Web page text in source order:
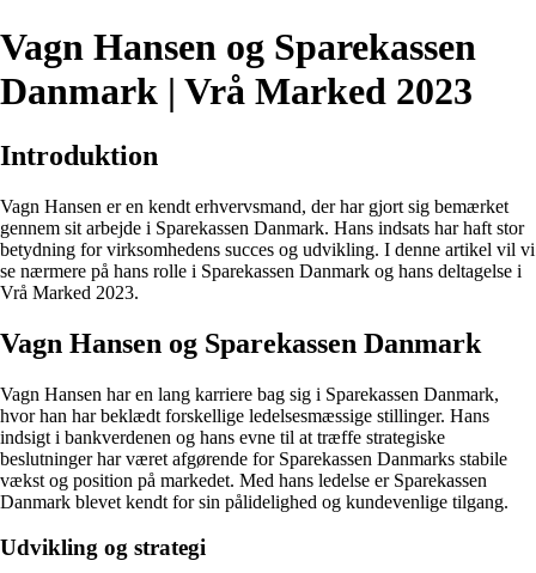
Vagn Hansen og Sparekassen
Danmark | Vrå Marked 2023
Introduktion
Vagn Hansen er en kendt erhvervsmand, der har gjort sig bemærket
gennem sit arbejde i Sparekassen Danmark. Hans indsats har haft stor
betydning for virksomhedens succes og udvikling. I denne artikel vil vi
se nærmere på hans rolle i Sparekassen Danmark og hans deltagelse i
Vrå Marked 2023.
Vagn Hansen og Sparekassen Danmark
Vagn Hansen har en lang karriere bag sig i Sparekassen Danmark,
hvor han har beklædt forskellige ledelsesmæssige stillinger. Hans
indsigt i bankverdenen og hans evne til at træffe strategiske
beslutninger har været afgørende for Sparekassen Danmarks stabile
vækst og position på markedet. Med hans ledelse er Sparekassen
Danmark blevet kendt for sin pålidelighed og kundevenlige tilgang.
Udvikling og strategi